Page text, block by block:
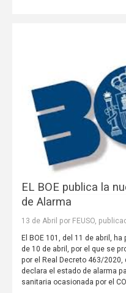
EL BOE publica la
de Alarma
13 de Abril por FEUSO,
El BOE 101, del 11 de abril,
de 10 de abril, por el que se
por el Real Decreto 463/
declara el estado de alarma
sanitaria ocasionada por el